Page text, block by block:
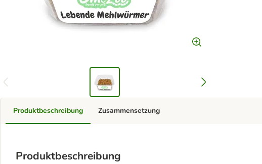
Produktbeschreibung
Produktbeschreibung
Zusammensetzung